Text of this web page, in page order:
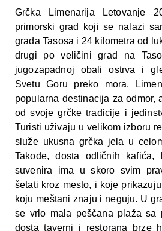
Grčka Limenarija Letovanje
primorski grad koji se nalazi
grada Tasosa i 24 kilometra od
drugi po veličini grad na
jugozapadnoj obali ostrva i
Svetu Goru preko mora.
popularna destinacija za odmor,
od svoje grčke tradicije i
Turisti uživaju u velikom izboru
služe ukusna grčka jela u
Takođe, dosta odličnih kafića,
suvenira ima u skoro svim
šetati kroz mesto, i koje
koju meštani znaju i neguju. U
se vrlo mala peščana plaža sa
dosta taverni i restorana brze